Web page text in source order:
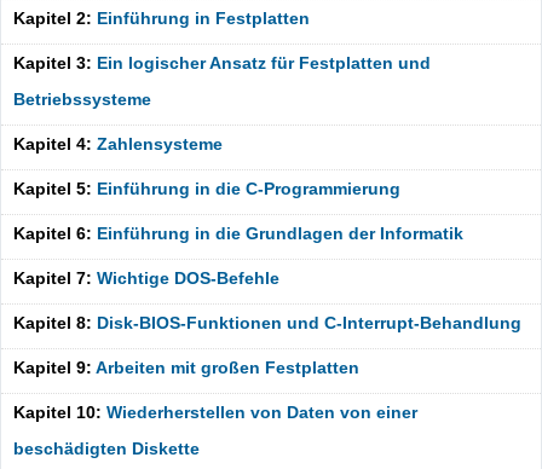
Kapitel 2: Einführung in Festplatten
Kapitel 3: Ein logischer Ansatz für Festplatten und
Betriebssysteme
Kapitel 4: Zahlensysteme
Kapitel 5: Einführung in die C-Programmierung
Kapitel 6: Einführung in die Grundlagen der Informatik
Kapitel 7: Wichtige DOS-Befehle
Kapitel 8: Disk-BIOS-Funktionen und C-Interrupt-Behandlung
Kapitel 9: Arbeiten mit großen Festplatten
Kapitel 10: Wiederherstellen von Daten von einer
beschädigten Diskette